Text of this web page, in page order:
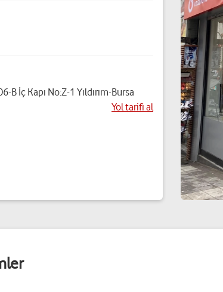
İç Kapı No:Z-1 Yıldırım-Bursa
Yol tarifi al